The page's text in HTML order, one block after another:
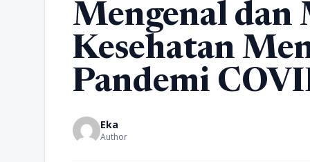
Mengenal dan
Kesehatan
Pandemi
Eka
Author